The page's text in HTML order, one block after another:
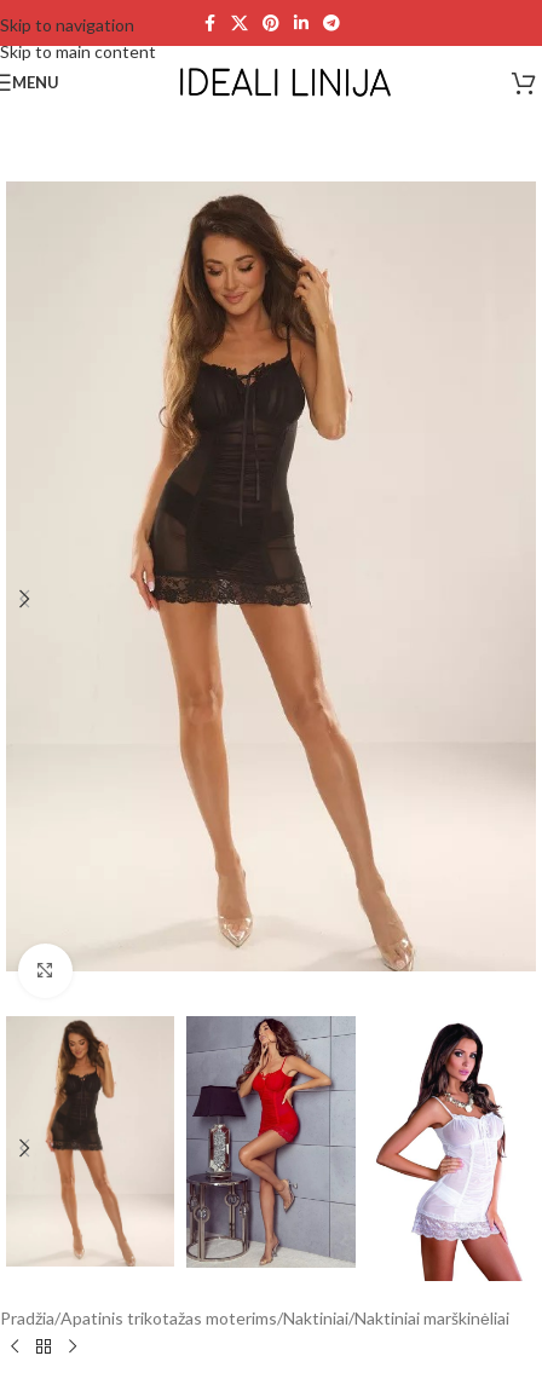
Skip to navigation
Skip to main content
MENU
Click to enlarge
Pradžia/Apatinis trikotažas moterims/Naktiniai/Naktiniai marškinėliai